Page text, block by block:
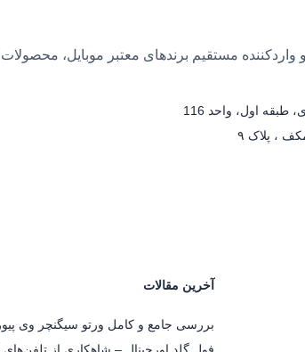
نمایندگی رسمی ورتو و واردکننده مستقیم برندهای معتبر
اول، واحد 116
، پلاک ۹
آخرین مقالات
بررسی جامع و کامل ورتو سیگنچر وی